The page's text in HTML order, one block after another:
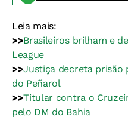
Leia mais:
>>Brasileiros brilham e
League
>>Justiça decreta prisão
do Peñarol
>>Titular contra o
pelo DM do Bahia